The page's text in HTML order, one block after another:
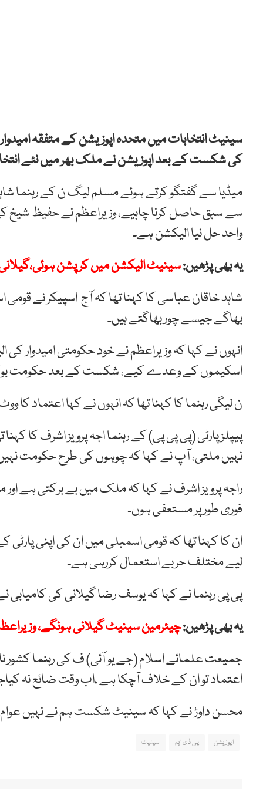
سینیٹ انتخابات میں متحدہ اپوزیشن کے متفقہ
کی شکست کے بعد اپوزیشن نے ملک بھر میں نئے
میڈیا سے گفتگو کرتے ہوئے مسلم لیگ ن کے رہنما
سے سبق حاصل کرنا چاہیے، وزیراعظم نے حفیظ شیخ
واحد حل نیا الیکشن ہے۔
یہ بھی پڑھیں:سینیٹ الیکشن میں کرپشن
شاہد خاقان عباسی کا کہنا تھا کہ آج اسپیکر نے
بھاگے جیسے چور بھاگتے ہیں۔
انہوں نے کہا کہ وزیراعظم نے خود حکومتی امیدوار
اسکیموں کے وعدے کیے، شکست کے بعد حکومت
ن لیگی رہنما کا کہنا تھا کہ انہوں نے کہا اعتماد
پیپلز پارٹی (پی پی پی) کے رہنما اجہ پرویز اشرف
نہیں ملتی، آپ نے کہا کہ چوہوں کی طرح حکومت نہیں
راجہ پرویز اشرف نے کہا کہ ملک میں بے برکتی ہے
فوری طور پر مستعفی ہوں۔
لیے مختلف حربے استعمال کررہی ہے۔
پی پی رہنما نے کہا کہ یوسف رضا گیلانی کی
یہ بھی پڑھیں:چیئرمین سینیٹ گیلانی ہونگے،
جمیعت علمائے اسلام (جے یو آئی) ف کی رہنما کشور
اعتماد تو ان کے خلاف آچکا ہے ،اب وقت ضائع نہ
محسن داوڑ نے کہا کہ سینیٹ شکست ہم نے نہیں
اپوزیشن پی ڈی ایم سینیٹ